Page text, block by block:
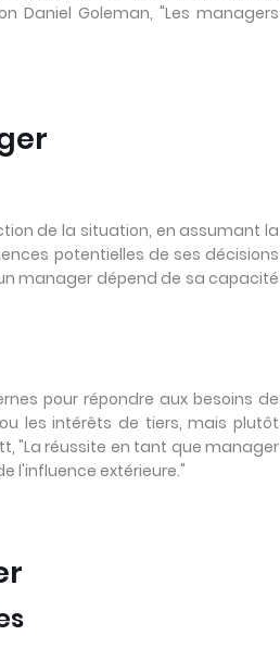
Daniel Goleman, "Les managers
de la situation, en assumant la
potentielles de ses décisions
manager dépend de sa capacité
pour répondre aux besoins de
les intérêts de tiers, mais plutôt
"La réussite en tant que manager
l'influence extérieure."